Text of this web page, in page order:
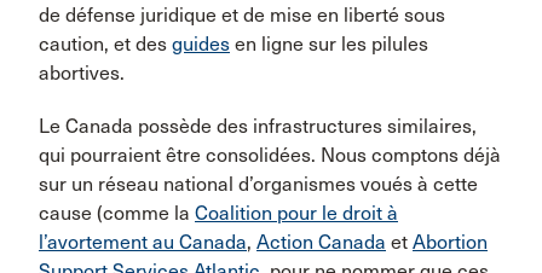
de défense juridique et de mise en liberté sous
caution, et des guides en ligne sur les pilules
abortives.
Le Canada possède des infrastructures similaires,
qui pourraient être consolidées. Nous comptons déjà
sur un réseau national d’organismes voués à cette
cause (comme la Coalition pour le droit à
l’avortement au Canada, Action Canada et Abortion